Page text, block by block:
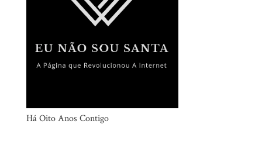
Há Oito Anos Contigo